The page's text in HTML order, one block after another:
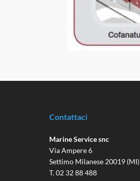
Contattaci
Marine Service snc
Via Ampere 6
Settimo Milanese 20019 (MI)
T. 02 32 88 488